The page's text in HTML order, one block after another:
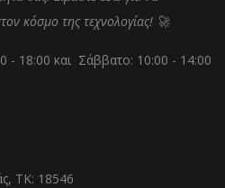
κόσμο της τεχνολογίας! 🚀
- 18:00 και Σάββατο: 10:00 - 14:00
ΤΚ: 18546